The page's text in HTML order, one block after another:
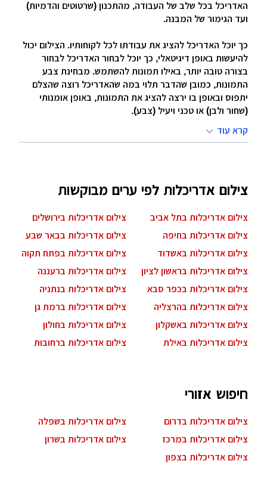
האדריכל בכל שלב של העבודה, מהתכנון (שרטוטים והדמיות)
ועד הגימור של המבנה.
כך יוכל האדריכל להציג את עבודתו לכל לקוחותיו. הצילום יכול
להיעשות באופן דיגיטאלי, כך יוכל לבחור האדריכל לבחור
בצורה טובה יותר, באילו תמונות להשתמש. מבחינת צבע
התמונות, כמובן שהדבר תלוי במה שהאדריכל רוצה שהצלם
יתפוס ובאופן בו ירצה להציג את התמונות, באופן אומנותי
(שחור ולבן) או טכני ויעיל (צבע).
קרא עוד
צילום אדריכלות לפי ערים מבוקשות
צילום אדריכלות בתל אביב
צילום אדריכלות בירושלים
צילום אדריכלות בחיפה
צילום אדריכלות בבאר שבע
צילום אדריכלות באשדוד
צילום אדריכלות בפתח תקוה
צילום אדריכלות בראשון לציון
צילום אדריכלות ברעננה
צילום אדריכלות בכפר סבא
צילום אדריכלות בנתניה
צילום אדריכלות בהרצליה
צילום אדריכלות ברמת גן
צילום אדריכלות באשקלון
צילום אדריכלות בחולון
צילום אדריכלות באילת
צילום אדריכלות ברחובות
חיפוש אזורי
צילום אדריכלות בדרום
צילום אדריכלות בשפלה
צילום אדריכלות במרכז
צילום אדריכלות בשרון
צילום אדריכלות בצפון